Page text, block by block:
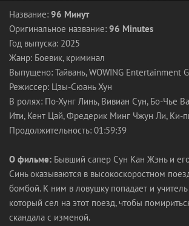
Название: 96 Минут
Оригинальное название: 96 Minutes
Год выпуска: 2025
Жанр: Боевик, криминал
Выпущено: Тайвань, WOWING Entertainment
Режиссер: Цзы-Сюань Хун
В ролях: По-Хунг Линь, Вивиан Сун, Бо-Чье
Ити, Кент Цай, Фредерик Минг Чжун Ли, Ки-
Продолжительность: 01:59:39
О фильме: Бывший сапер Сун Кан Жэнь и
Синь оказываются в высокоскоростном
бомбой. К ним в ловушку попадает и
который сел на этот поезд, чтобы
скандала с изменой.